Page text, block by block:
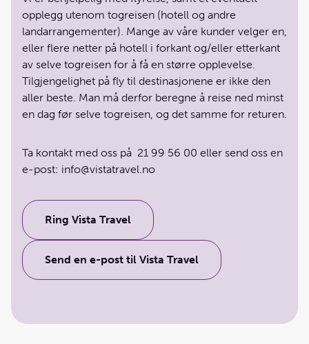
opplegg utenom togreisen (hotell og andre
landarrangementer). Mange av våre kunder velger en,
eller flere netter på hotell i forkant og/eller etterkant
av selve togreisen for å få en større opplevelse.
Tilgjengelighet på fly til destinasjonene er ikke den
aller beste. Man må derfor beregne å reise ned minst
en dag før selve togreisen, og det samme for returen.
Ta kontakt med oss på 21 99 56 00 eller send oss en
e-post: info@vistatravel.no
Ring Vista Travel
Send en e-post til Vista Travel